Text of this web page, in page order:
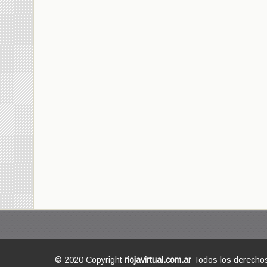
© 2020 Copyright riojavirtual.com.ar Todos los